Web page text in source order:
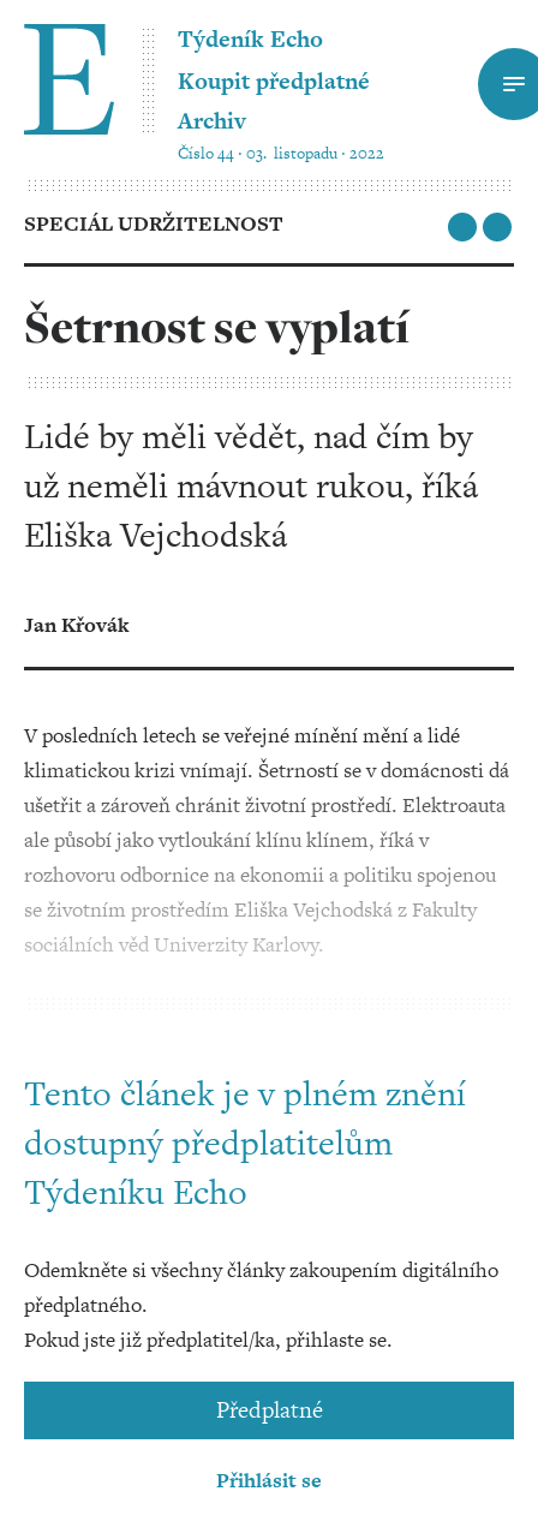
Týdeník Echo
Koupit předplatné
Archiv
Číslo 44 ‧ 03. listopadu ‧ 2022
SPECIÁL UDRŽITELNOST
Šetrnost se vyplatí
Lidé by měli vědět, nad čím by
už neměli mávnout rukou, říká
Eliška Vejchodská
Jan Křovák
V posledních letech se veřejné mínění mění a lidé
klimatickou krizi vnímají. Šetrností se v domácnosti dá
ušetřit a zároveň chránit životní prostředí. Elektroauta
ale působí jako vytloukání klínu klínem, říká v
rozhovoru odbornice na ekonomii a politiku spojenou
se životním prostředím Eliška Vejchodská z Fakulty
sociálních věd Univerzity Karlovy.
Tento článek je v plném znění
dostupný předplatitelům
Týdeníku Echo
Odemkněte si všechny články zakoupením digitálního
předplatného.
Pokud jste již předplatitel/ka, přihlaste se.
Předplatné
Přihlásit se